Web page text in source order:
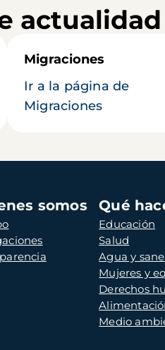
actualidad
Migraciones
Ir a la página de
Migraciones
somos Qué
Educación
Salud
Agua y
Mujeres y
Derechos
Medio